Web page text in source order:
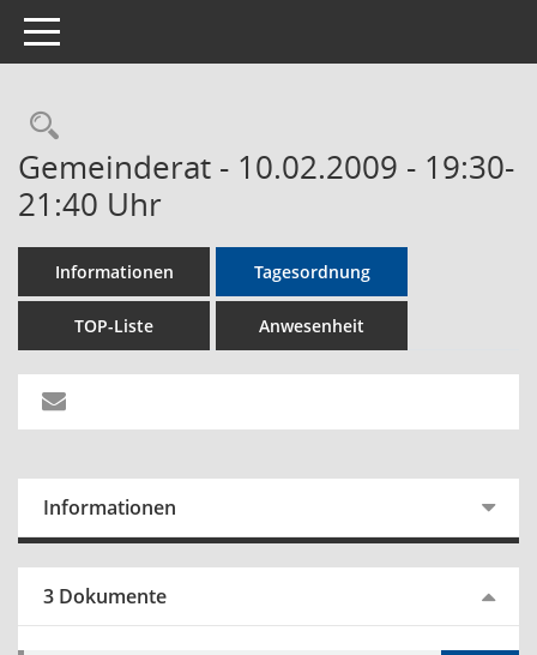
Toggle navigation
Rechercheauswahl
Gemeinderat - 10.02.2009 - 19:30-
21:40 Uhr
Informationen Tagesordnung
TOP-Liste Anwesenheit
Informationen
3 Dokumente